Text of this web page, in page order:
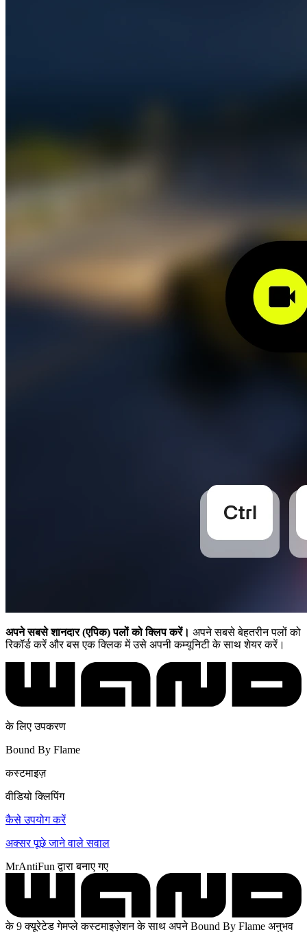
अपने सबसे शानदार (एपिक) पलों को क्लिप करें। अपने सबसे बेहतरीन पलों को
रिकॉर्ड करें और बस एक क्लिक में उसे अपनी कम्यूनिटी के साथ शेयर करें।
के लिए उपकरण
Bound By Flame
कस्टमाइज़
वीडियो क्लिपिंग
कैसे उपयोग करें
अक्सर पूछे जाने वाले सवाल
MrAntiFun द्वारा बनाए गए
के 9 क्यूरेटेड गेमप्ले कस्टमाइज़ेशन के साथ अपने Bound By Flame अनुभव